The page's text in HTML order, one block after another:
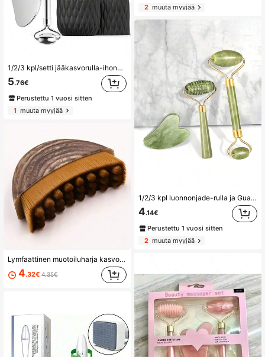
1/2/3 kpl/setti jääkasvorulla-ihonhoitosetti säilytyspussilla, ruostumattomasta teräksestä valmistettu kasvorulla- ja gua sha -kasvotyökalusetti, uudelleenkäytettävä silikoninen jääkasvorulla ja jääpidike, kasvoille jääkuutio-muotti, ihonhoito- ja kauneussarja, kasvojen hierontarullatyökalu silmille
5.76€
Perustettu 1 vuosi sitten
1muuta myyjää
Lymfaattinen muotoiluharja kasvoille, kuivaharjaus, sopii kasvojen, leukalinjan ja leuan muotoiluun, ergonominen muotoilu, tarkka istuvuus, vaalea beige
4.32€ 4.35€
2muuta myyjää
1/2/3 kpl luonnonjade-rulla ja Gua Sha -lautasetti, kasvojen ja kaulan hierontaväline, turvotusta vähentävä lymfanesteen kuljetusta edistävä muotoilutyökalu, äitienpäivän ihonhoito- ja kauneuslahja
4.14€
Perustettu 1 vuosi sitten
2muuta myyjää